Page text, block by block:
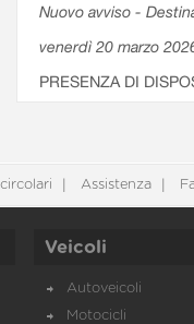
Nuovo avviso -
venerdì 20 marzo
PRESENZA DI
Assistenza
Veicoli
Autoveicoli
Motocicli